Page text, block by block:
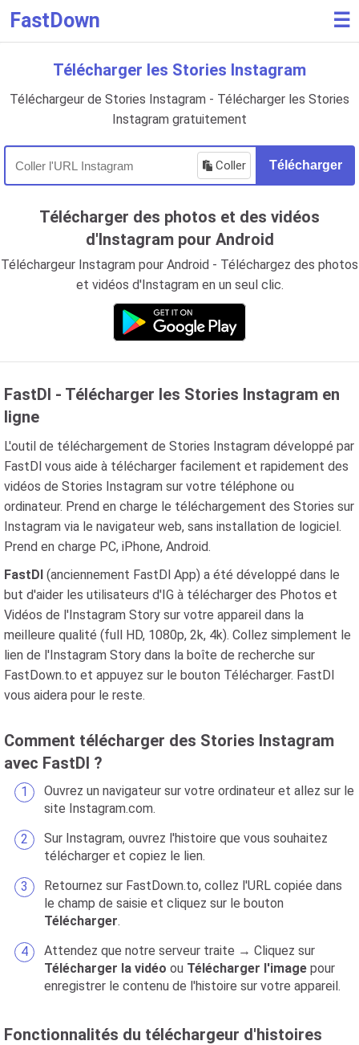
FastDown ☰
Télécharger les Stories Instagram
Téléchargeur de Stories Instagram - Télécharger les Stories
Instagram gratuitement
Coller Télécharger
Télécharger des photos et des vidéos
d'Instagram pour Android
Téléchargeur Instagram pour Android - Téléchargez des photos
et vidéos d'Instagram en un seul clic.
FastDl - Télécharger les Stories Instagram en
ligne
L'outil de téléchargement de Stories Instagram développé par
FastDl vous aide à télécharger facilement et rapidement des
vidéos de Stories Instagram sur votre téléphone ou
ordinateur. Prend en charge le téléchargement des Stories sur
Instagram via le navigateur web, sans installation de logiciel.
Prend en charge PC, iPhone, Android.
FastDl (anciennement FastDl App) a été développé dans le
but d'aider les utilisateurs d'IG à télécharger des Photos et
Vidéos de l'Instagram Story sur votre appareil dans la
meilleure qualité (full HD, 1080p, 2k, 4k). Collez simplement le
lien de l'Instagram Story dans la boîte de recherche sur
FastDown.to et appuyez sur le bouton Télécharger. FastDl
vous aidera pour le reste.
Comment télécharger des Stories Instagram
avec FastDl ?
Ouvrez un navigateur sur votre ordinateur et allez sur le
site Instagram.com.
Sur Instagram, ouvrez l'histoire que vous souhaitez
télécharger et copiez le lien.
Retournez sur FastDown.to, collez l'URL copiée dans
le champ de saisie et cliquez sur le bouton
Télécharger.
Attendez que notre serveur traite → Cliquez sur
Télécharger la vidéo ou Télécharger l'image pour
enregistrer le contenu de l'histoire sur votre appareil.
Fonctionnalités du téléchargeur d'histoires